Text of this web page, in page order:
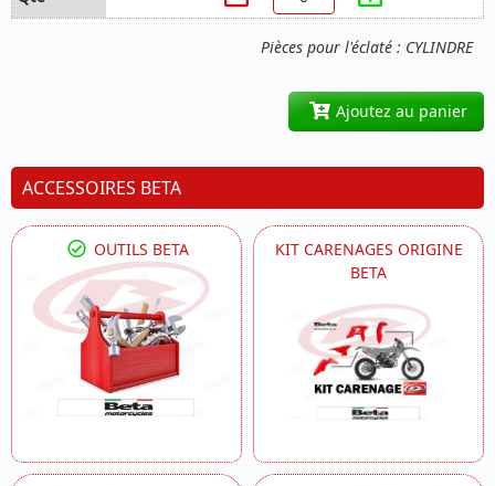
Pièces pour l'éclaté : CYLINDRE
Ajoutez au panier
ACCESSOIRES BETA
OUTILS BETA
KIT CARENAGES ORIGINE
BETA